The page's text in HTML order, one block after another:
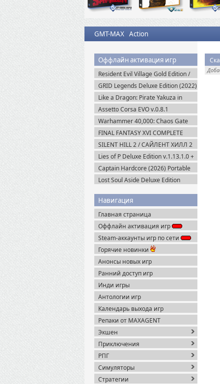
GMT-MAX Action
Оффлайн активация игр
Resident Evil Village Gold Edition /
Resident Evil 8 (2021) Portable
GRID Legends Deluxe Edition (2022)
EA-Rip
Like a Dragon: Pirate Yakuza in
Hawaii (2025) Steam-Rip
Assetto Corsa EVO v.0.8.1
(2025/Multiplayer) Пиратка
Warhammer 40,000: Chaos Gate
Daemonhunters (2022) Steam-Rip
FINAL FANTASY XVI COMPLETE
EDITION v.1.03 (2024) Пиратка
SILENT HILL 2 / САЙЛЕНТ ХИЛЛ 2
Remake на ПК / PC v.1.07 (2024)
Пиратка
Lies of P Deluxe Edition v.1.13.1.0 +
Все DLC (2023) Пиратка
Captain Hardcore (2026) Portable
Lost Soul Aside Deluxe Edition
Навигация
Главная страница
Оффлайн активация игр
Steam-аккаунты игр по сети
Горячие новинки
Анонсы новых игр
Ранний доступ игр
Инди игры
Антологии игр
Календарь выхода игр
Репаки от MAXAGENT
Экшен
Приключения
РПГ
Симуляторы
Стратегии